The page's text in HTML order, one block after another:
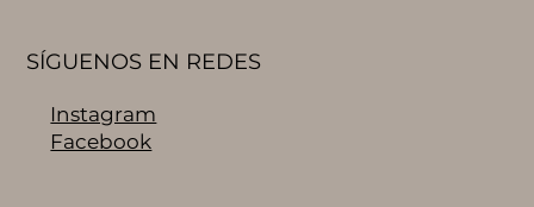
SÍGUENOS EN REDES
Instagram
Facebook